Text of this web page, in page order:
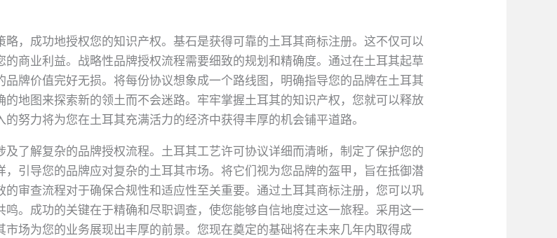
，成功地授权您的知识产权。基石是获得可靠的土耳其商标注册。这不仅可以
商业利益。战略性品牌授权流程需要细致的规划和精确度。通过在土耳其起草
牌价值完好无损。将每份协议想象成一个路线图，明确指导您的品牌在土耳其
地图来探索新的领土而不会迷路。牢牢掌握土耳其的知识产权，您就可以释放
努力将为您在土耳其充满活力的经济中获得丰厚的机会铺平道路。
了解复杂的品牌授权流程。土耳其工艺许可协议详细而清晰，制定了保护您的
引导您的品牌应对复杂的土耳其市场。将它们视为您品牌的盔甲，旨在抵御潜
审查流程对于确保合规性和适应性至关重要。通过土耳其商标注册，您可以巩
。成功的关键在于精确和尽职调查，使您能够自信地度过这一旅程。采用这一
场为您的业务展现出丰厚的前景。您现在奠定的基础将在未来几年内取得成